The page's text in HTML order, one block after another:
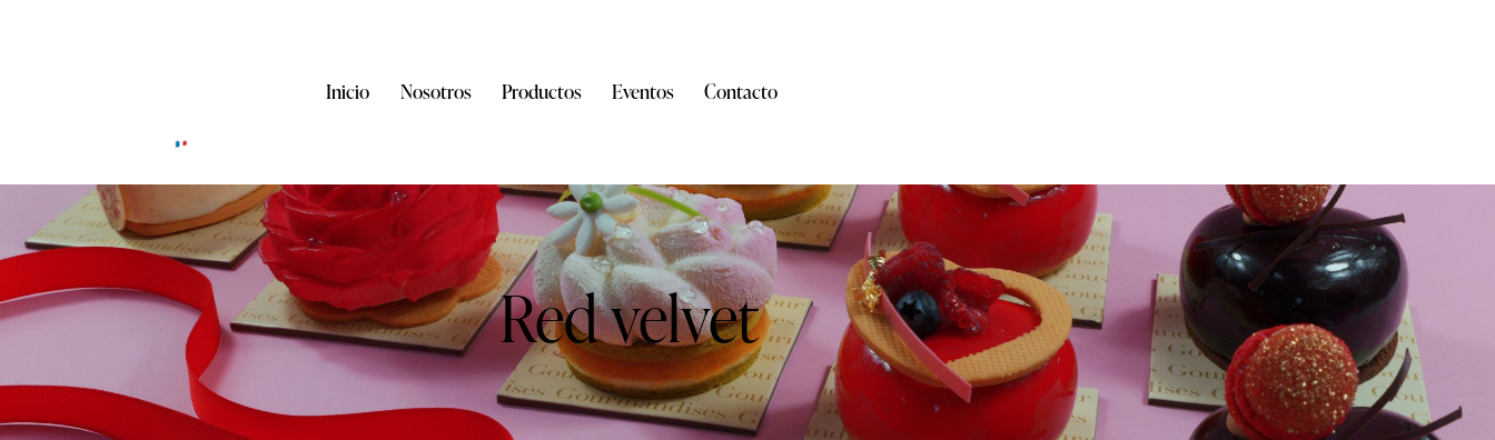
Inicio Nosotros Productos Eventos Contacto
Red velvet